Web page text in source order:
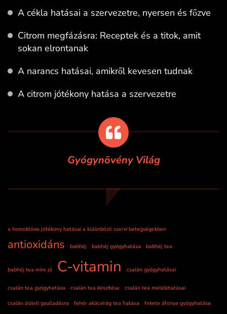
A cékla hatásai a szervezetre, nyersen és főzve
Citrom megfázásra: Receptek és a titok, amit
sokan elrontanak
A narancs hatásai, amikről kevesen tudnak
A citrom jótékony hatása a szervezetre
Gyógynövény Világ
a homoktövis jótékony hatásai a különböző szervi betegségekben
antioxidáns babhéj babhéj gyógyhatása babhéj tea
babhéj tea mire jó C-vitamin csalán gyógyhatásai
csalán tea gyógyhatása csalán tea készítése
csalán tea mellékhatásai
csalán ízületi gyulladásra
fehér akácvirág tea hatása fekete áfonya gyógyhatása